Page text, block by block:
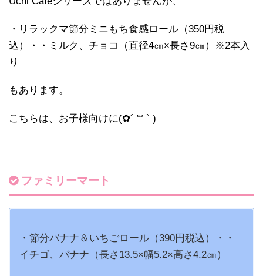
・リラックマ節分ミニもち食感ロール（350円税
込）・・ミルク、チョコ（直径4㎝×長さ9㎝）※2本入
り
もあります。
こちらは、お子様向けに(✿´ ꒳ ` )
ファミリーマート
・節分バナナ＆いちごロール（390円税込）・・
イチゴ、バナナ（長さ13.5×幅5.2×高さ4.2㎝）